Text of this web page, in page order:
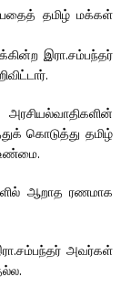
தமிழ் மக்கள்
இரா.சம்பந்தர்
கொடுத்து தமிழ்
உண்மை.
ஆறாத ரணமாக
அவர்கள்